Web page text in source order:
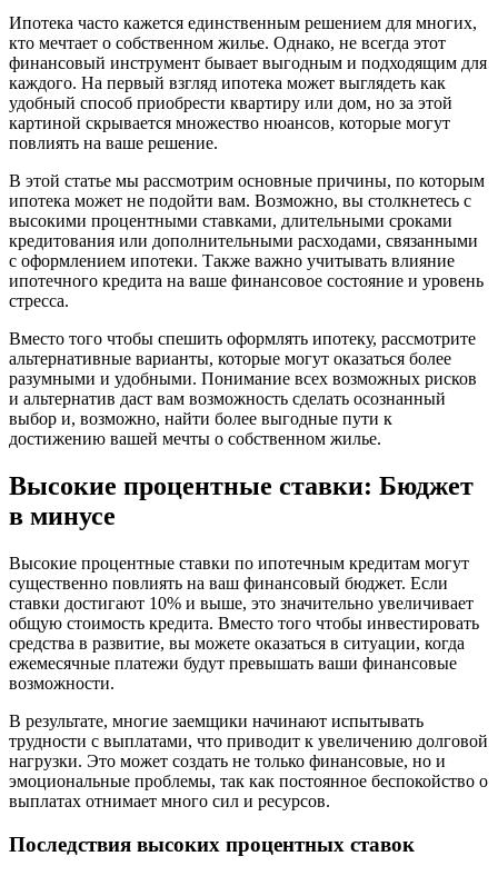
Ипотека часто кажется единственным решением для многих,
кто мечтает о собственном жилье. Однако, не всегда этот
финансовый инструмент бывает выгодным и подходящим для
каждого. На первый взгляд ипотека может выглядеть как
удобный способ приобрести квартиру или дом, но за этой
картиной скрывается множество нюансов, которые могут
повлиять на ваше решение.
В этой статье мы рассмотрим основные причины, по которым
ипотека может не подойти вам. Возможно, вы столкнетесь с
высокими процентными ставками, длительными сроками
кредитования или дополнительными расходами, связанными
с оформлением ипотеки. Также важно учитывать влияние
ипотечного кредита на ваше финансовое состояние и уровень
стресса.
Вместо того чтобы спешить оформлять ипотеку, рассмотрите
альтернативные варианты, которые могут оказаться более
разумными и удобными. Понимание всех возможных рисков
и альтернатив даст вам возможность сделать осознанный
выбор и, возможно, найти более выгодные пути к
достижению вашей мечты о собственном жилье.
Высокие процентные ставки: Бюджет
в минусе
Высокие процентные ставки по ипотечным кредитам могут
существенно повлиять на ваш финансовый бюджет. Если
ставки достигают 10% и выше, это значительно увеличивает
общую стоимость кредита. Вместо того чтобы инвестировать
средства в развитие, вы можете оказаться в ситуации, когда
ежемесячные платежи будут превышать ваши финансовые
возможности.
В результате, многие заемщики начинают испытывать
трудности с выплатами, что приводит к увеличению долговой
нагрузки. Это может создать не только финансовые, но и
эмоциональные проблемы, так как постоянное беспокойство о
выплатах отнимает много сил и ресурсов.
Последствия высоких процентных ставок